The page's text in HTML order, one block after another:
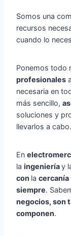
Somos una
recursos
cuando lo
Ponemos todo
profesionales
necesaria en
más sencillo,
soluciones y
llevarlos a cabo.
En
la ingenieríay
con la cercanía
siempre.
negocios, son
componen.